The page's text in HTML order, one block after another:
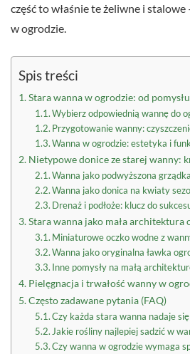
część to właśnie te żeliwne i
w ogrodzie.
Spis treści
Stara wanna w ogrodzie: od
Wybierz odpowiednią wannę do
Przygotowanie wanny:
Wanna w ogrodzie: estetyka i
Nietypowe donice ze starej wanny:
Wanna jako podwyższona
Wanna jako donica na kwiaty
Drenaż i podłoże: klucz do
Stara wanna jako mała architektura
Miniaturowe oczko wodne z
Wanna jako oryginalna ławka
Inne pomysły na małą
Pielęgnacja i trwałość wanny w
Często zadawane pytania (FAQ)
Czy każda stara wanna nadaje
Jakie rośliny najlepiej sadzić w
Czy wanna w ogrodzie wymaga